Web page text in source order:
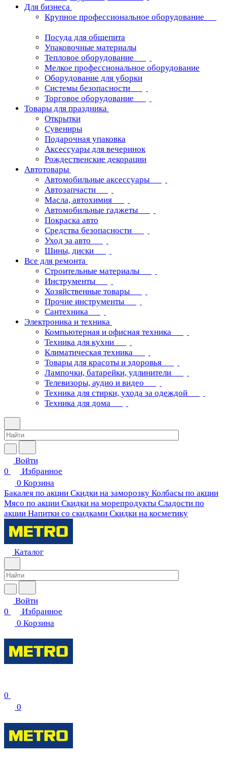
Для бизнеса
Крупное профессиональное оборудование
Посуда для общепита
Упаковочные материалы
Тепловое оборудование
Мелкое профессиональное оборудование
Оборудование для уборки
Системы безопасности
Торговое оборудование
Товары для праздника
Открытки
Сувениры
Подарочная упаковка
Аксессуары для вечеринок
Рождественские декорации
Автотовары
Автомобильные аксессуары
Автозапчасти
Масла, автохимия
Автомобильные гаджеты
Покраска авто
Средства безопасности
Уход за авто
Шины, диски
Все для ремонта
Строительные материалы
Инструменты
Хозяйственные товары
Прочие инструменты
Сантехника
Электроника и техника
Компьютерная и офисная техника
Техника для кухни
Климатическая техника
Товары для красоты и здоровья
Лампочки, батарейки, удлинители
Телевизоры, аудио и видео
Техника для стирки, ухода за одеждой
Техника для дома
Войти
0
Избранное
0 Корзина
Бакалея по акции Скидки на заморозку Колбасы по акции
Мясо по акции Скидки на морепродукты Сладости по
акции Напитки со скидками Скидки на косметику
Каталог
Войти
0
Избранное
0 Корзина
0
0